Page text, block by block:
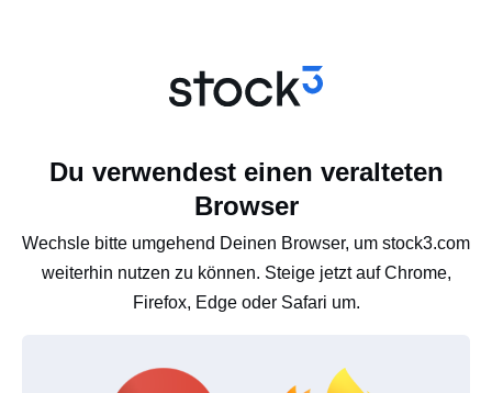
Du verwendest einen veralteten
Browser
Wechsle bitte umgehend Deinen Browser, um stock3.com
weiterhin nutzen zu können. Steige jetzt auf Chrome,
Firefox, Edge oder Safari um.